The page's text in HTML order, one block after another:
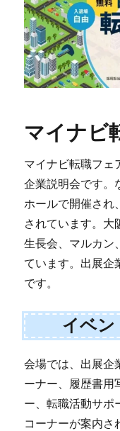
マイナビ
マイナビ転職フェ
企業説明会です。
ホールで開催され
されています。大
生長会、マルカン
ています。出展企
です。
イベン
会場では、出展企
ーナー、履歴書用
ー、転職活動サポ
コーナーが案内さ